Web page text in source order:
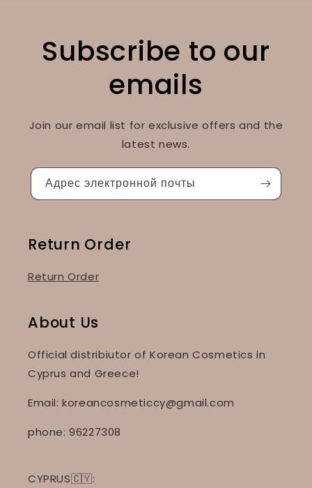
Subscribe to our
emails
Join our email list for exclusive offers and the
latest news.
Адрес электронной почты
Return Order
Return Order
About Us
Official distribiutor of Korean Cosmetics in
Cyprus and Greece!
Email: koreancosmeticcy@gmail.com
phone: 96227308
CYPRUS🇨🇾: